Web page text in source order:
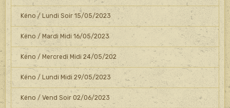
Kéno / Lundi Soir 15/05/2023
Kéno / Mardi Midi 16/05/2023
Kéno / Mercredi Midi 24/05/202
Kéno / Lundi Midi 29/05/2023
Kéno / Vend Soir 02/06/2023